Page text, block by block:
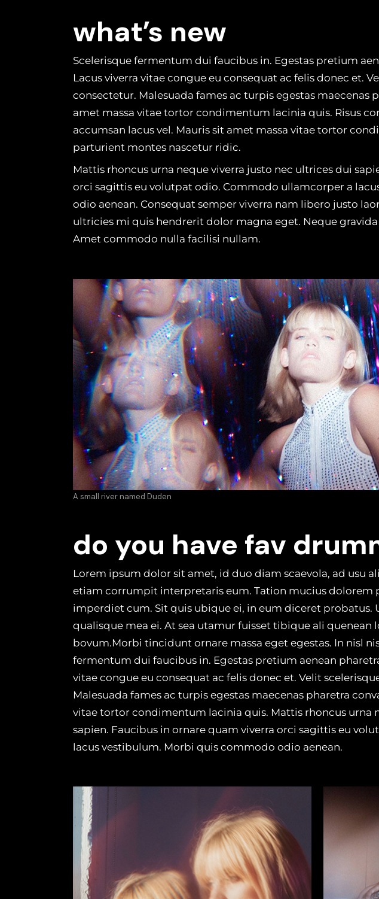
what’s new
Scelerisque fermentum dui faucibus in. Egestas pretium
Lacus viverra vitae congue eu consequat ac felis donec et.
consectetur. Malesuada fames ac turpis egestas maecenas
amet massa vitae tortor condimentum lacinia quis. Risus
accumsan lacus vel. Mauris sit amet massa vitae tortor
parturient montes nascetur ridic.
Mattis rhoncus urna neque viverra justo nec ultrices dui
orci sagittis eu volutpat odio. Commodo ullamcorper a
odio aenean. Consequat semper viverra nam libero justo
ultricies mi quis hendrerit dolor magna eget. Neque
Amet commodo nulla facilisi nullam.
A small river named Duden
do you have fav
Lorem ipsum dolor sit amet, id duo diam scaevola, ad usu
etiam corrumpit interpretaris eum. Tation mucius dolorem
imperdiet cum. Sit quis ubique ei, in eum diceret probatus.
qualisque mea ei. At sea utamur fuisset tibique ali quenean
bovum.Morbi tincidunt ornare massa eget egestas. In nisl
fermentum dui faucibus in. Egestas pretium aenean
vitae congue eu consequat ac felis donec et. Velit
Malesuada fames ac turpis egestas maecenas pharetra
vitae tortor condimentum lacinia quis. Mattis rhoncus urna
sapien. Faucibus in ornare quam viverra orci sagittis eu
lacus vestibulum. Morbi quis commodo odio aenean.